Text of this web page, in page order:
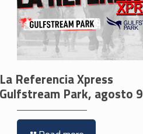
La Referencia Xpress
Gulfstream Park, agosto 9